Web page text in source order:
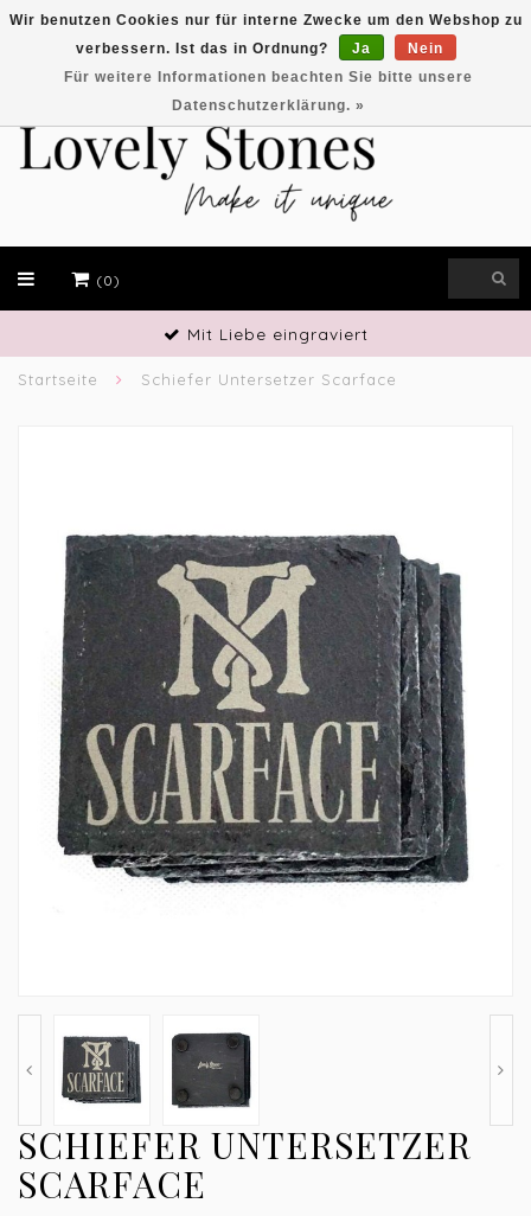
EUR
(0)
Mit Liebe eingraviert
Startseite Schiefer Untersetzer Scarface
SCHIEFER UNTERSETZER
SCARFACE
Wir benutzen Cookies nur für interne Zwecke um den Webshop zu
verbessern. Ist das in Ordnung?
Ja
Nein
Für weitere Informationen beachten Sie bitte unsere
Datenschutzerklärung. »